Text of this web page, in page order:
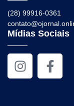
(28) 99916-0361
Mídias Sociais